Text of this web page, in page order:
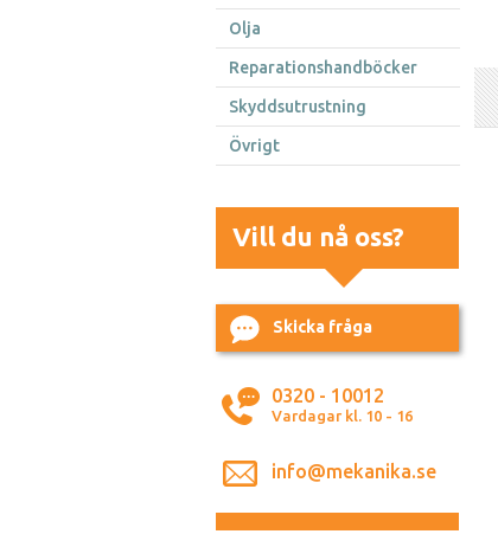
Olja
Reparationshandböcker
Skyddsutrustning
Övrigt
Vill du nå oss?
Skicka fråga
0320 - 10012
Vardagar kl. 10 - 16
info@mekanika.se